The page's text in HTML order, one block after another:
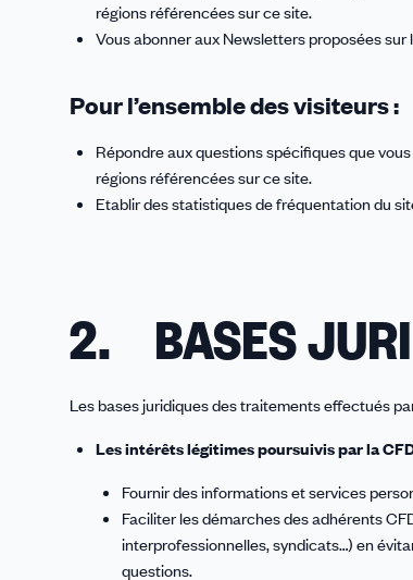
régions référencées sur ce site.
Vous abonner aux Newsletters proposées
Pour l’ensemble des visiteurs :
Répondre aux questions spécifiques que
régions référencées sur ce site.
Etablir des statistiques de fréquentation du
2. BASES
Les bases juridiques des traitements effectués
Les intérêts légitimes poursuivis par la
Fournir des informations et services
Faciliter les démarches des adhérents
interprofessionnelles, syndicats…) en
questions.